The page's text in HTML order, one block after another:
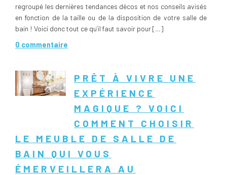
regroupé les dernières tendances décos et nos conseils avisés
en fonction de la taille ou de la disposition de votre salle de
bain ! Voici donc tout ce qu’il faut savoir pour […]
0 commentaire
PRÊT À VIVRE UNE
EXPÉRIENCE
MAGIQUE ? VOICI
COMMENT CHOISIR
LE MEUBLE DE SALLE DE
BAIN QUI VOUS
ÉMERVEILLERA AU